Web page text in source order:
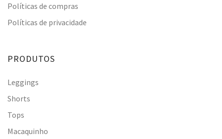
Políticas de compras
Políticas de privacidade
PRODUTOS
Leggings
Shorts
Tops
Macaquinho